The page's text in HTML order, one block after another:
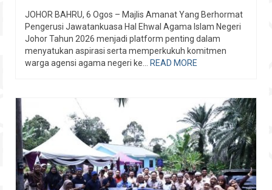
JOHOR BAHRU, 6 Ogos – Majlis Amanat Yang Berhormat
Pengerusi Jawatankuasa Hal Ehwal Agama Islam Negeri
Johor Tahun 2026 menjadi platform penting dalam
menyatukan aspirasi serta memperkukuh komitmen
warga agensi agama negeri ke...
READ MORE